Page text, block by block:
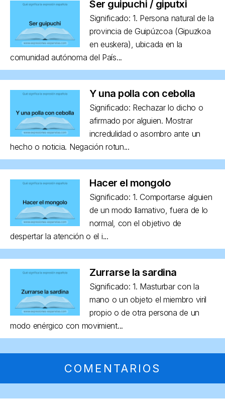
Ser guipuchi / giputxi
Significado: 1. Persona natural de la
provincia de Guipúzcoa (Gipuzkoa
en euskera), ubicada en la
comunidad autónoma del País...
Y una polla con cebolla
Significado: Rechazar lo dicho o
afirmado por alguien. Mostrar
incredulidad o asombro ante un
hecho o noticia. Negación rotun...
Hacer el mongolo
Significado: 1. Comportarse alguien
de un modo llamativo, fuera de lo
normal, con el objetivo de
despertar la atención o el i...
Zurrarse la sardina
Significado: 1. Masturbar con la
mano o un objeto el miembro viril
propio o de otra persona de un
modo enérgico con movimient...
COMENTARIOS